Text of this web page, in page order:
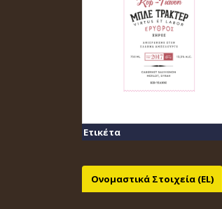
Ετικέτα
Ονομαστικά Στοιχεία (EL)